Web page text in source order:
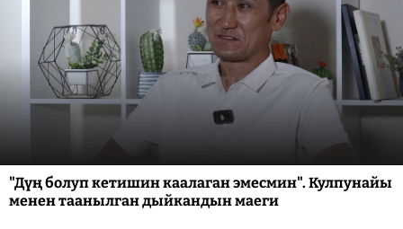
"Дүң болуп кетишин каалаган эмесмин". Кулпунайы
менен таанылган дыйкандын маеги